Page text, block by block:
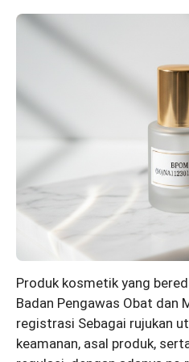
Produk kosmetik yang
Badan Pengawas Obat dan
registrasi Sebagai rujukan
keamanan, asal produk,